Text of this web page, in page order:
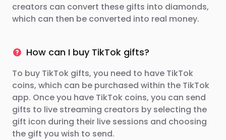
creators can convert these gifts into diamonds,
which can then be converted into real money.
How can I buy TikTok gifts?
To buy TikTok gifts, you need to have TikTok
coins, which can be purchased within the TikTok
app. Once you have TikTok coins, you can send
gifts to live streaming creators by selecting the
gift icon during their live sessions and choosing
the gift you wish to send.